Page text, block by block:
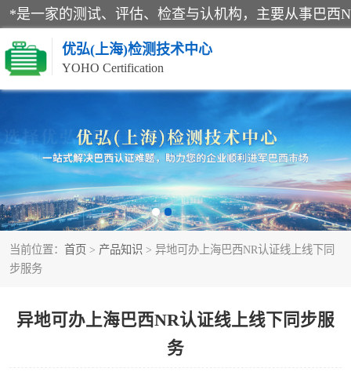
优弘(上海)检测技术中心
YOHO Certification
当前位置： 首页 > 产品知识 > 异地可办上海巴西NR认证线上线下同
步服务
异地可办上海巴西NR认证线上线下同步服
务
RECYCLASS认证
NR12认证
ART认证
巴西认证